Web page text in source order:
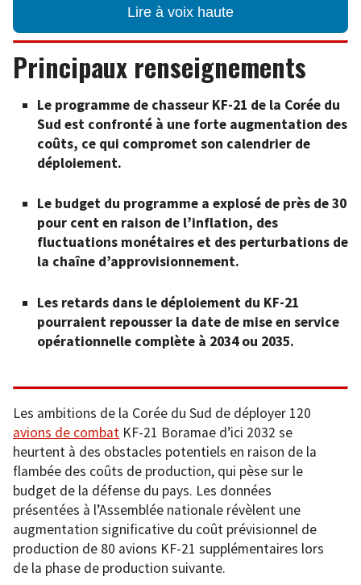
Lire à voix haute
Principaux renseignements
Le programme de chasseur KF-21 de la Corée du
Sud est confronté à une forte augmentation des
coûts, ce qui compromet son calendrier de
déploiement.
Le budget du programme a explosé de près de 30
pour cent en raison de l’inflation, des
fluctuations monétaires et des perturbations de
la chaîne d’approvisionnement.
Les retards dans le déploiement du KF-21
pourraient repousser la date de mise en service
opérationnelle complète à 2034 ou 2035.
Les ambitions de la Corée du Sud de déployer 120
avions de combat KF-21 Boramae d’ici 2032 se
heurtent à des obstacles potentiels en raison de la
flambée des coûts de production, qui pèse sur le
budget de la défense du pays. Les données
présentées à l’Assemblée nationale révèlent une
augmentation significative du coût prévisionnel de
production de 80 avions KF-21 supplémentaires lors
de la phase de production suivante.